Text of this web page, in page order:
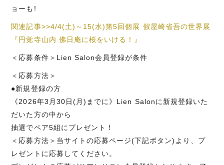
ョーも!
関連記事>>4/4(土)～15(水)第5回個展 假屋崎省吾の世界展
『円覚寺山内 佛日庵に桜をいける！』
＜応募条件＞Lien Salon会員登録が条件
＜応募方法＞
●新規登録の方
《2026年3月30日(月)までに》Lien Salonに新規登録いた
だいた方の中から
抽選でペア5組にプレゼント！
＜応募方法＞当サイトの応募ページ(下記ボタン)より、プ
レゼントに応募してください。